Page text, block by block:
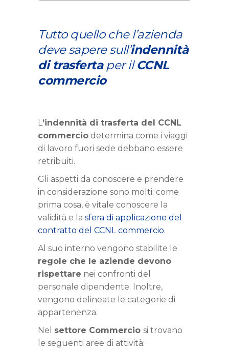
Tutto quello che l’azienda
deve sapere sull’indennità
di trasfertaper ilCCNL
commercio
L’indennità di trasferta del CCNL
commercio determina come i viaggi
di lavoro fuori sede debbano essere
retribuiti.
Gli aspetti da conoscere e prendere
in considerazione sono molti; come
prima cosa, è vitale conoscere la
validità e la sfera di applicazione del
contratto del CCNL commercio.
Al suo interno vengono stabilite le
regole che le aziende devono
rispettare nei confronti del
personale dipendente. Inoltre,
vengono delineate le categorie di
appartenenza.
Nel settore Commercio si trovano
le seguenti aree di attività: